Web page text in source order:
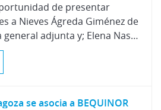
de presentar
a Nieves Ágreda Giménez de
Cisneros, directora general adjunta y; Elena Nasarre, jefe del servicio de Unión Europea en Cámara Zaragoza.
seasocia a BEQUINOR